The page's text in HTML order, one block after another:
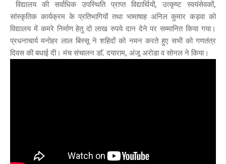
विद्यालय की सर्वाधिक उपस्थिति प्राप्त विद्यार्थियों, उत्कृष्ट स्वयंसेवकों,
सांस्कृतिक कार्यक्रम के प्रतिभागियों तथा भामाषाह अनिल कुमार कड़वा को
विद्यालय में कमरे निर्माण हेतु दो लाख रुपये दान देने पर सम्मानित किया गया।
प्रधनाचार्य मनोहर लाल बिस्सू ने शहिदों को नमन करते हुए सभी को गणतंत्र
दिवस की बधाई दी। मंच संचालन डाॅ. दयाराम, अंजू अरोडा व सोनल ने किया।